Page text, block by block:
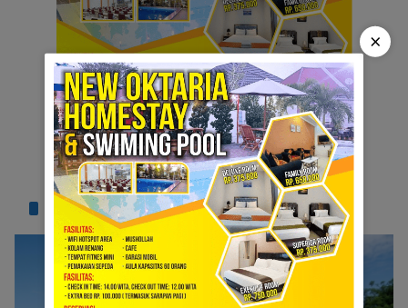
TERPOPULER
×